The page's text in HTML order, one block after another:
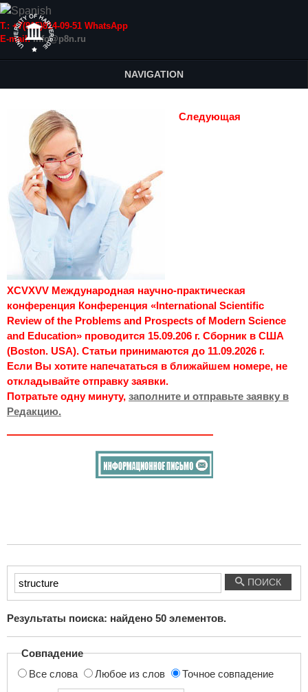
Т.: +7(915)814-09-51 WhatsApp
E-mail:info@p8n.ru
NAVIGATION
Следующая
XCVXVV Международная научно-практическая
конференция Конференция «International Scientific
Review of the Problems and Prospects of Modern Science
and Education» проводится 15.09.206 г. Сборник в США
(Boston. USA). Статьи принимаются до 11.09.2026 г.
Если Вы хотите напечататься в ближайшем номере, не
откладывайте отправку заявки.
Потратьте одну минуту, заполните и отправьте заявку в
Редакцию.
Введите
текст
поиска...
ПОИСК
Результаты поиска: найдено 50 элементов.
Совпадение
Все слова
Любое из слов Точное совпадение